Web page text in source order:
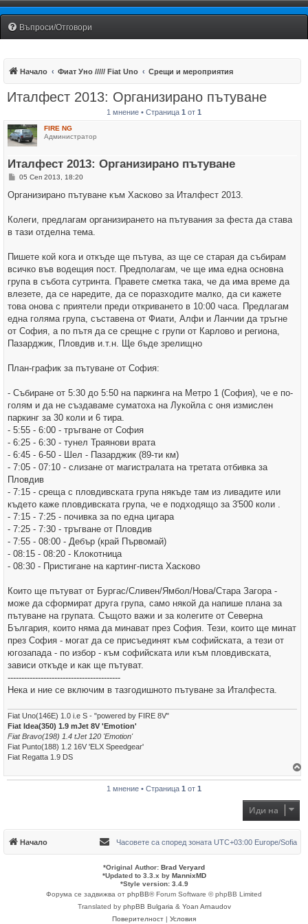
Fiat Uno Club Bulgaria
Въпроси/Отговори
Начало Фиат Уно ///// Fiat Uno Срещи и мероприятия
Италфест 2013: Организирано пътуване
1 мнение • Страница 1 от 1
FIRE NG
Администратор
Италфест 2013: Организирано пътуване
М
е
е
05 Сеп 2013, 18:20
Организирано пътуване към Хасково за Италфест 2013.
Колеги, предлагам организирането на пътувания за феста да става
в тази отделна тема.
Пишете кой кога и откъде ще пътува, аз ще се старая да събирам
всичко във водещия пост. Предполагам, че ще има една основна
група в събота сутринта. Правете сметка така, че да има време да
влезете, да се наредите, да се поразходите малко, да си кажете
това онова с приятели преди откриването в 10:00 часа. Предлагам
една голяма група, съставена от Фиати, Алфи и Ланчии да тръгне
от София, а по пътя да се срещне с групи от Карлово и региона,
Пазарджик, Пловдив и.т.н. Ще бъде зрелищно
План-график за пътуване от София:
- Събиране от 5:30 до 5:50 на паркинга на Метро 1 (София), че е по-
голям и да не създаваме суматоха на Лукойла с оня измислен
паркинг за 30 коли и 6 тира.
- 5:55 - 6:00 - тръгване от София
- 6:25 - 6:30 - тунел Траянови врата
- 6:45 - 6-50 - Шел - Пазарджик (89-ти км)
- 7:05 - 07:10 - слизане от магистралата на третата отбивка за
Пловдив
- 7:15 - среща с пловдивската група някъде там из ливадите или
където каже пловдивската група, че е подходящо за 3'500 коли .
- 7:15 - 7:25 - почивка за по една цигара
- 7:25 - 7:30 - тръгване от Пловдив
- 7:55 - 08:00 - Дебър (край Първомай)
- 08:15 - 08:20 - Клокотница
- 08:30 - Пристигане на картинг-писта Хасково
Които ще пътуват от Бургас/Сливен/Ямбол/Нова/Стара Загора -
може да сформират друга група, само някой да напише плана за
пътуване на групата. Същото важи и за колегите от Северна
България, които няма да минават през София. Тези, които ще минат
през София - могат да се присъединят към софийската, а тези от
югозапада - по избор - към софийската или към пловдивската,
зависи откъде и как ще пътуват.
-----------------------------------------
Нека и ние се включим в тазгодишното пътуване за Италфеста.
Fiat Uno(146E) 1.0 i.e S - "powered by FIRE 8V"
Fiat Idea(350) 1.9 mJet 8V 'Emotion'
Fiat Bravo(198) 1.4 tJet 120 'Emotion'
Fiat Punto(188) 1.2 16V 'ELX Speedgear'
Fiat Regatta 1.9 DS
1 мнение • Страница 1 от 1
Иди на
Начало Часовете са според зоната UTC+03:00 Europe/Sofia
*Original Author: Brad Veryard
*Updated to 3.3.x by MannixMD
*Style version: 3.4.9
Форума се задвижва от phpBB® Forum Software © phpBB Limited
Translated by phpBB Bulgaria & Yoan Arnaudov
Поверителност | Условия